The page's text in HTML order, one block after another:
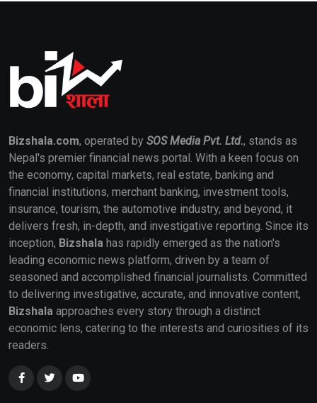
Bizshala.com, operated by SOS Media Pvt. Ltd., stands as
Nepal's premier financial news portal. With a keen focus on
the economy, capital markets, real estate, banking and
financial institutions, merchant banking, investment tools,
insurance, tourism, the automotive industry, and beyond, it
delivers fresh, in-depth, and investigative reporting. Since its
inception, Bizshala has rapidly emerged as the nation's
leading economic news platform, driven by a team of
seasoned and accomplished financial journalists. Committed
to delivering investigative, accurate, and innovative content,
Bizshala approaches every story through a distinct
economic lens, catering to the interests and curiosities of its
readers.